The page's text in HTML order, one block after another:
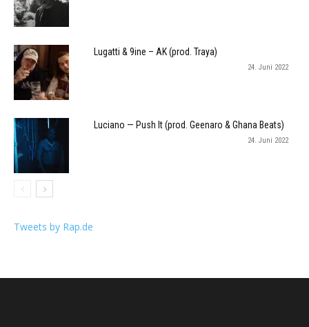
Lugatti & 9ine – AK (prod. Traya)
24. Juni 2022
Luciano — Push It (prod. Geenaro & Ghana Beats)
24. Juni 2022
Tweets by Rap.de